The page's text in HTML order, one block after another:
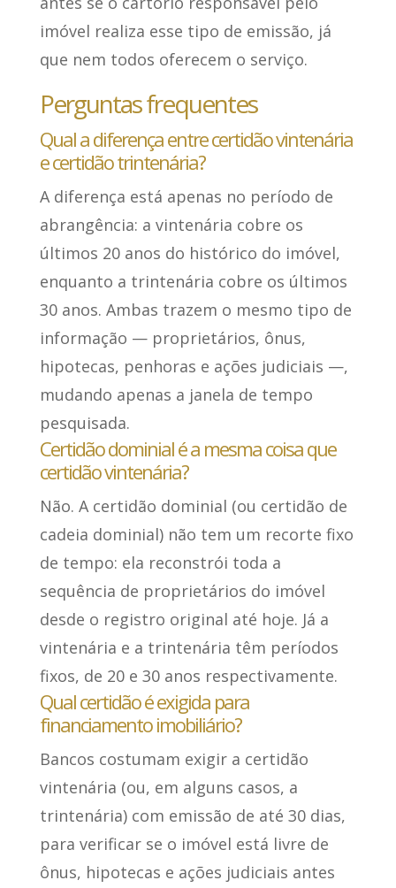
imóvel realiza esse tipo de emissão, já
que nem todos oferecem o serviço.
Perguntas frequentes
Qual a diferença entre certidão vintenária
e certidão trintenária?
A diferença está apenas no período de
abrangência: a vintenária cobre os
últimos 20 anos do histórico do imóvel,
enquanto a trintenária cobre os últimos
30 anos. Ambas trazem o mesmo tipo de
informação — proprietários, ônus,
hipotecas, penhoras e ações judiciais —,
mudando apenas a janela de tempo
pesquisada.
Certidão dominial é a mesma coisa que
certidão vintenária?
Não. A certidão dominial (ou certidão de
cadeia dominial) não tem um recorte fixo
de tempo: ela reconstrói toda a
sequência de proprietários do imóvel
desde o registro original até hoje. Já a
vintenária e a trintenária têm períodos
fixos, de 20 e 30 anos respectivamente.
Qual certidão é exigida para
financiamento imobiliário?
Bancos costumam exigir a certidão
vintenária (ou, em alguns casos, a
trintenária) com emissão de até 30 dias,
para verificar se o imóvel está livre de
ônus, hipotecas e ações judiciais antes